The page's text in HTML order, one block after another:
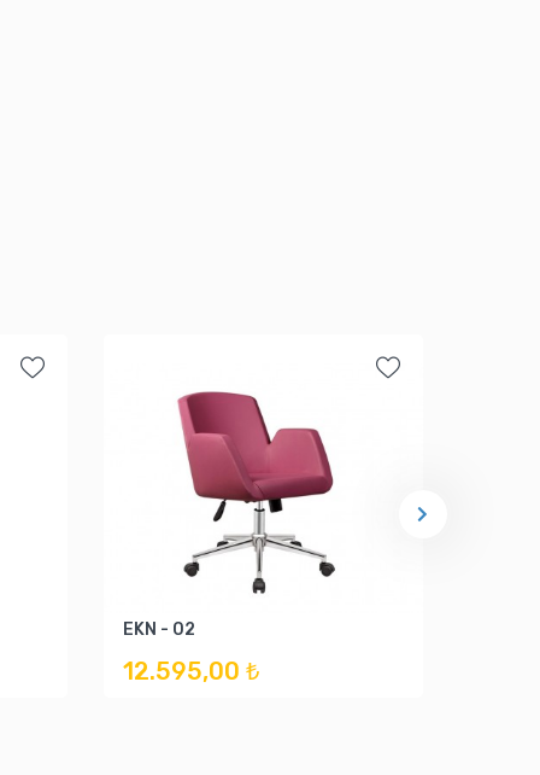
EKN - 02
12.595,00 ₺